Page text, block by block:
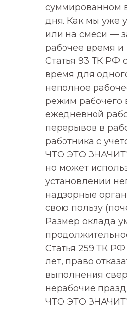
суммированном
дня. Как мы уже
или на смеси —
рабочее время и
Статья 93 ТК РФ
время для
неполное
режим рабочего
ежедневной
перерывов в
работника с
ЧТО ЭТО ЗНАЧИТ?
но может
установлении
надзорные
свою пользу
Размер оклада
Статья 259 ТК
лет, право
выполнения
нерабочие
ЧТО ЭТО ЗНАЧИТ?